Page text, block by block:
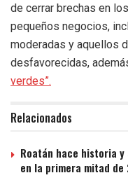
de cerrar brechas en
pequeños negocios,
moderadas y aquellos
desfavorecidas,
verdes”.
Relacionados
Roatán hace historia
en la primera mitad de